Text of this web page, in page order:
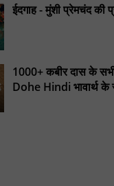
ईदगाह - मुंशी प्रेमचंद की
1000+ कबीर दास के
Dohe Hindi भावार्थ के